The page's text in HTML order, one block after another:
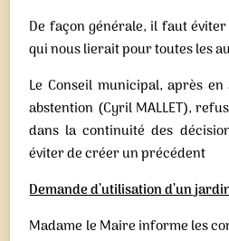
De façon générale, il faut
qui nous lierait pour toutes les
Le Conseil municipal, après
abstention (Cyril MALLET),
dans la continuité des
éviter de créer un précédent
Demande d’utilisation d’un
Madame le Maire informe les